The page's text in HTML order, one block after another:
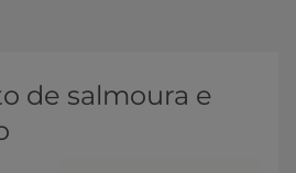
de salmoura e